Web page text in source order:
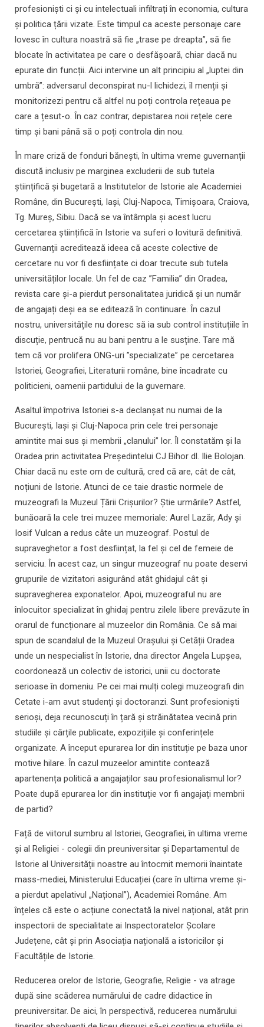
profesioniști ci și cu intelectuali infiltrați în economia, cultura
și politica țării vizate. Este timpul ca aceste personaje care
lovesc în cultura noastră să fie „trase pe dreapta”, să fie
blocate în activitatea pe care o desfășoară, chiar dacă nu
epurate din funcții. Aici intervine un alt principiu al „luptei din
umbră”: adversarul deconspirat nu-l lichidezi, îl menții și
monitorizezi pentru că altfel nu poți controla rețeaua pe
care a țesut-o. În caz contrar, depistarea noii rețele cere
timp și bani până să o poți controla din nou.
În mare criză de fonduri bănești, în ultima vreme guvernanții
discută inclusiv pe marginea excluderii de sub tutela
științifică și bugetară a Institutelor de Istorie ale Academiei
Române, din București, Iași, Cluj-Napoca, Timișoara, Craiova,
Tg. Mureș, Sibiu. Dacă se va întâmpla și acest lucru
cercetarea științifică în Istorie va suferi o lovitură definitivă.
Guvernanții acreditează ideea că aceste colective de
cercetare nu vor fi desființate ci doar trecute sub tutela
universităților locale. Un fel de caz ”Familia” din Oradea,
revista care și-a pierdut personalitatea juridică și un număr
de angajați deși ea se editează în continuare. În cazul
nostru, universitățile nu doresc să ia sub control instituțiile în
discuție, pentrucă nu au bani pentru a le susține. Tare mă
tem că vor prolifera ONG-uri ”specializate” pe cercetarea
Istoriei, Geografiei, Literaturii române, bine încadrate cu
politicieni, oamenii partidului de la guvernare.
Asaltul împotriva Istoriei s-a declanșat nu numai de la
București, Iași și Cluj-Napoca prin cele trei personaje
amintite mai sus și membrii „clanului” lor. Îl constatăm și la
Oradea prin activitatea Președintelui CJ Bihor dl. Ilie Bolojan.
Chiar dacă nu este om de cultură, cred că are, cât de cât,
noțiuni de Istorie. Atunci de ce taie drastic normele de
muzeografi la Muzeul Țării Crișurilor? Știe urmările? Astfel,
bunăoară la cele trei muzee memoriale: Aurel Lazăr, Ady și
Iosif Vulcan a redus câte un muzeograf. Postul de
supraveghetor a fost desființat, la fel și cel de femeie de
serviciu. În acest caz, un singur muzeograf nu poate deservi
grupurile de vizitatori asigurând atât ghidajul cât și
supravegherea exponatelor. Apoi, muzeograful nu are
înlocuitor specializat în ghidaj pentru zilele libere prevăzute în
orarul de funcționare al muzeelor din România. Ce să mai
spun de scandalul de la Muzeul Orașului și Cetății Oradea
unde un nespecialist în Istorie, dna director Angela Lupșea,
coordonează un colectiv de istorici, unii cu doctorate
serioase în domeniu. Pe cei mai mulți colegi muzeografi din
Cetate i-am avut studenți și doctoranzi. Sunt profesioniști
serioși, deja recunoscuți în țară și străinătatea vecină prin
studiile și cărțile publicate, expozițiile și conferințele
organizate. A început epurarea lor din instituție pe baza unor
motive hilare. În cazul muzeelor amintite contează
apartenența politică a angajaților sau profesionalismul lor?
Poate după epurarea lor din instituție vor fi angajați membrii
de partid?
Față de viitorul sumbru al Istoriei, Geografiei, în ultima vreme
și al Religiei - colegii din preuniversitar și Departamentul de
Istorie al Universității noastre au întocmit memorii înaintate
mass-mediei, Ministerului Educației (care în ultima vreme și-
a pierdut apelativul „Național”), Academiei Române. Am
înțeles că este o acțiune conectată la nivel național, atât prin
inspectorii de specialitate ai Inspectoratelor Școlare
Județene, cât și prin Asociația națională a istoricilor și
Facultățile de Istorie.
Reducerea orelor de Istorie, Geografie, Religie - va atrage
după sine scăderea numărului de cadre didactice în
preuniversitar. De aici, în perspectivă, reducerea numărului